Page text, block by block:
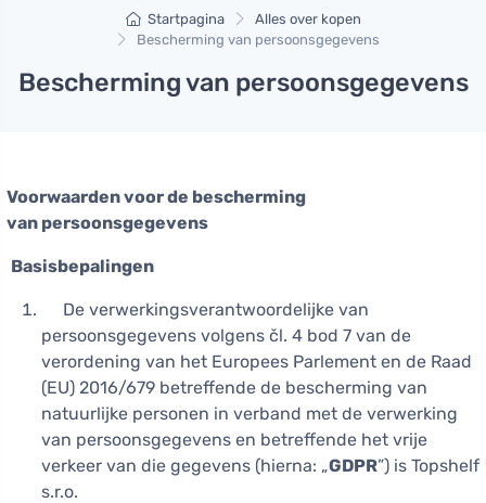
Startpagina
Alles over kopen
Bescherming van persoonsgegevens
Bescherming van persoonsgegevens
Voorwaarden voor de bescherming
van persoonsgegevens
Basisbepalingen
De verwerkingsverantwoordelijke van
persoonsgegevens volgens čl. 4 bod 7 van de
verordening van het Europees Parlement en de Raad
(EU) 2016/679 betreffende de bescherming van
natuurlijke personen in verband met de verwerking
van persoonsgegevens en betreffende het vrije
verkeer van die gegevens (hierna: „GDPR”) is Topshelf
s.r.o.